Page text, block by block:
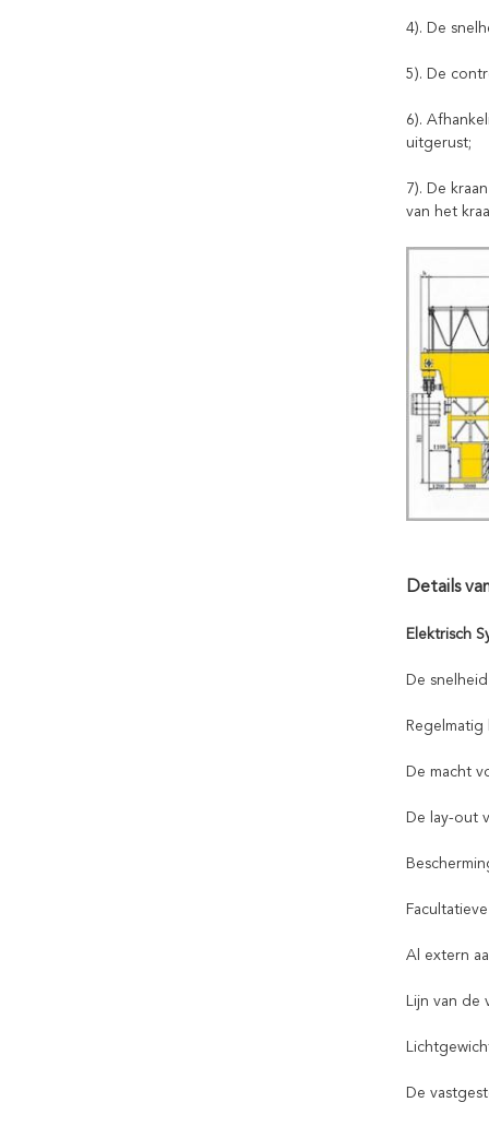
4). De
5). De
6).
uitgerust;
7). De
van het
Details
Elektrisch
De
De macht
De lay-out
Al extern
Lijn van de
De